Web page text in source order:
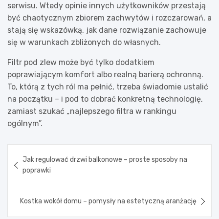
serwisu. Wtedy opinie innych użytkowników przestają
być chaotycznym zbiorem zachwytów i rozczarowań, a
stają się wskazówką, jak dane rozwiązanie zachowuje
się w warunkach zbliżonych do własnych.
Filtr pod zlew może być tylko dodatkiem
poprawiającym komfort albo realną barierą ochronną.
To, którą z tych ról ma pełnić, trzeba świadomie ustalić
na początku – i pod to dobrać konkretną technologię,
zamiast szukać „najlepszego filtra w rankingu
ogólnym”.
wpisu
Jak regulować drzwi balkonowe – proste sposoby na
poprawki
Kostka wokół domu – pomysły na estetyczną aranżację